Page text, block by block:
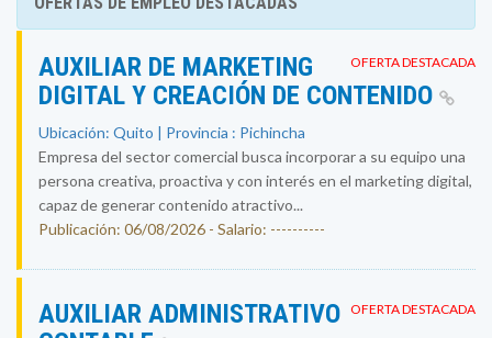
OFERTA DESTACADA
AUXILIAR DE MARKETING
DIGITAL Y CREACIÓN DE CONTENIDO
Ubicación: Quito | Provincia : Pichincha
Empresa del sector comercial busca incorporar a su equipo una
persona creativa, proactiva y con interés en el marketing digital,
capaz de generar contenido atractivo...
Publicación: 06/08/2026 - Salario: ----------
OFERTA DESTACADA
AUXILIAR ADMINISTRATIVO